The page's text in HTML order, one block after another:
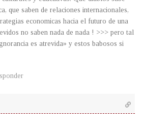
que saben de relaciones internacionales,
economicas hacia el futuro de una
no saben nada de nada ! >>> pero tal
es atrevida» y estos babosos si